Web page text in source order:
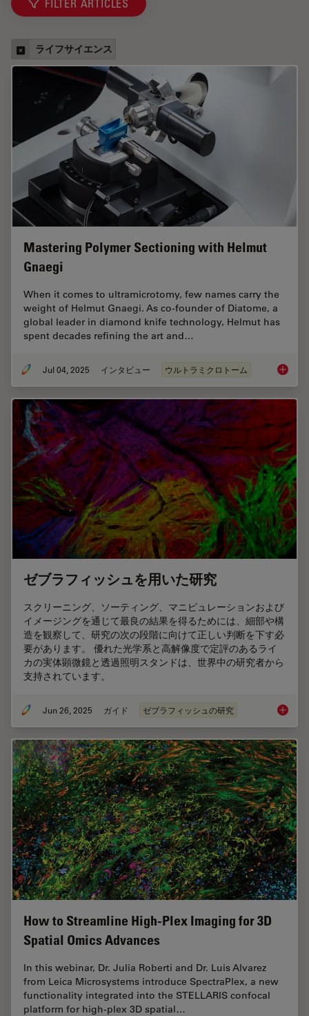
FILTER ARTICLES
ライフサイエンス
Mastering Polymer Sectioning with Helmut
Gnaegi
When it comes to ultramicrotomy, few names carry the
weight of Helmut Gnaegi. As co-founder of Diatome, a
global leader in diamond knife technology, Helmut has
spent decades refining the art and…
Jul 04, 2025 インタビュー ウルトラミクロトーム
ゼブラフィッシュを用いた研究
スクリーニング、ソーティング、マニピュレーションおよび
イメージングを通じて最良の結果を得るためには、細部や構
造を観察して、研究の次の段階に向けて正しい判断を下す必
要があります。 優れた光学系と高解像度で定評のあるライ
カの実体顕微鏡と透過照明スタンドは、世界中の研究者から
支持されています。
Jun 26, 2025 ガイド ゼブラフィッシュの研究 ゼブラ
How to Streamline High-Plex Imaging for 3D
Spatial Omics Advances
In this webinar, Dr. Julia Roberti and Dr. Luis Alvarez
from Leica Microsystems introduce SpectraPlex, a new
functionality integrated into the STELLARIS confocal
platform for high-plex 3D spatial…